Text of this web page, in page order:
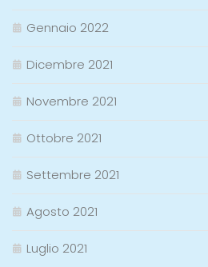
Gennaio 2022
Dicembre 2021
Novembre 2021
Ottobre 2021
Settembre 2021
Agosto 2021
Luglio 2021